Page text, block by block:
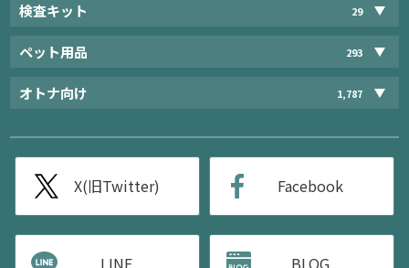
検査キット 29
ペット用品 293
オトナ向け 1,787
X(旧Twitter) Facebook